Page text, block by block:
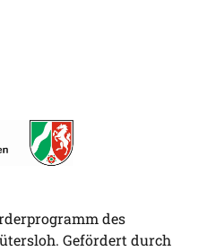
des
Gefördert durch